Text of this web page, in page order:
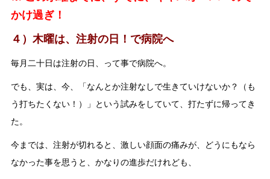
かけ過ぎ！
４）木曜は、注射の日！で病院へ
毎月二十日は注射の日、って事で病院へ。
でも、実は、今、「なんとか注射なしで生きていけないか？（も
う打ちたくない！）」という試みをしていて、打たずに帰ってき
た。
今までは、注射が切れると、激しい顔面の痛みが、どうにもなら
なかった事を思うと、かなりの進歩だけれども、